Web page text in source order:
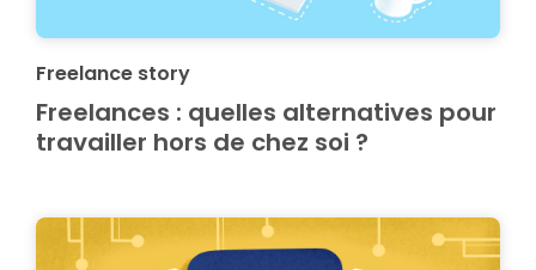
Freelance story
Freelances : quelles alternatives pour
travailler hors de chez soi ?